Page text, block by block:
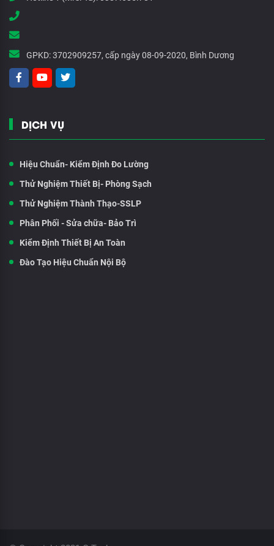
GPKD:3702909257, cấp ngày 08-09-2020, Bình Dương
DỊCH VỤ
Hiệu Chuẩn- Kiểm Định Đo Lường
Thử Nghiệm Thiết Bị- Phòng Sạch
Thử Nghiệm Thành Thạo-SSLP
Phân Phối - Sửa chữa- Bảo Trì
Kiểm Định Thiết Bị An Toàn
Đào Tạo Hiệu Chuẩn Nội Bộ